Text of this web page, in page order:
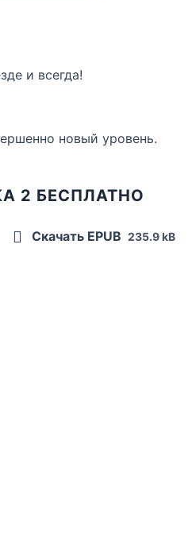
и всегда!
новый уровень.
2 БЕСПЛАТНО
Скачать EPUB 235.9 kB